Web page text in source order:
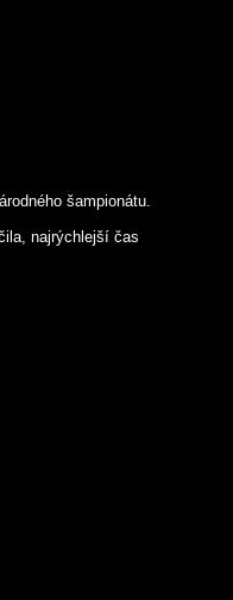
šampionátu.
najrýchlejší čas